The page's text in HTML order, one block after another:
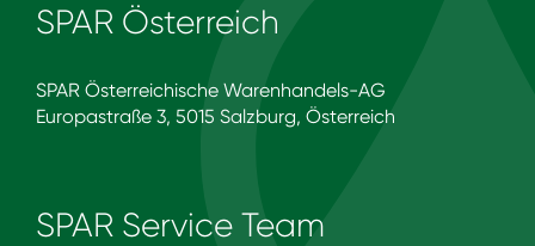
SPAR Österreich
SPAR Österreichische Warenhandels-AG
Europastraße 3, 5015 Salzburg, Österreich
SPAR Service Team